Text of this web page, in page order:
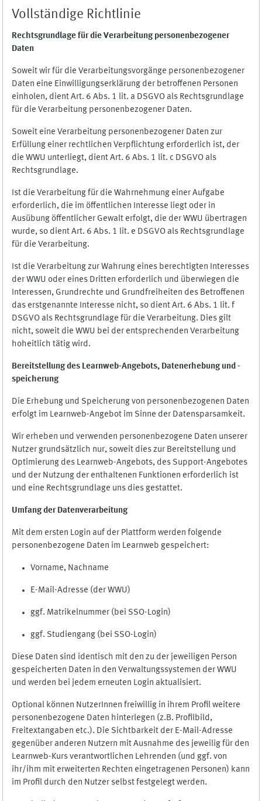
Vollständige Richtlinie
Rechtsgrundlage für die Verarbeitung personenbezogener
Daten
Soweit wir für die Verarbeitungsvorgänge personenbezogener
Daten eine Einwilligungserklärung der betroffenen Personen
einholen, dient Art. 6 Abs. 1 lit. a DSGVO als Rechtsgrundlage
für die Verarbeitung personenbezogener Daten.
Soweit eine Verarbeitung personenbezogener Daten zur
Erfüllung einer rechtlichen Verpflichtung erforderlich ist, der
die WWU unterliegt, dient Art. 6 Abs. 1 lit. c DSGVO als
Rechtsgrundlage.
Ist die Verarbeitung für die Wahrnehmung einer Aufgabe
erforderlich, die im öffentlichen Interesse liegt oder in
Ausübung öffentlicher Gewalt erfolgt, die der WWU übertragen
wurde, so dient Art. 6 Abs. 1 lit. e DSGVO als Rechtsgrundlage
für die Verarbeitung.
Ist die Verarbeitung zur Wahrung eines berechtigten Interesses
der WWU oder eines Dritten erforderlich und überwiegen die
Interessen, Grundrechte und Grundfreiheiten des Betroffenen
das erstgenannte Interesse nicht, so dient Art. 6 Abs. 1 lit. f
DSGVO als Rechtsgrundlage für die Verarbeitung. Dies gilt
nicht, soweit die WWU bei der entsprechenden Verarbeitung
hoheitlich tätig wird.
Bereitstellung des Learnweb-Angebots, Datenerhebung und -
speicherung
Die Erhebung und Speicherung von personenbezogenen Daten
erfolgt im Learnweb-Angebot im Sinne der Datensparsamkeit.
Wir erheben und verwenden personenbezogene Daten unserer
Nutzer grundsätzlich nur, soweit dies zur Bereitstellung und
Optimierung des Learnweb-Angebots, des Support-Angebotes
und der Nutzung der enthaltenen Funktionen erforderlich ist
und eine Rechtsgrundlage uns dies gestattet.
Umfang der Datenverarbeitung
Mit dem ersten Login auf der Plattform werden folgende
personenbezogene Daten im Learnweb gespeichert:
Vorname, Nachname
E-Mail-Adresse (der WWU)
ggf. Matrikelnummer (bei SSO-Login)
ggf. Studiengang (bei SSO-Login)
Diese Daten sind identisch mit den zu der jeweiligen Person
gespeicherten Daten in den Verwaltungssystemen der WWU
und werden bei jedem erneuten Login aktualisiert.
Optional können NutzerInnen freiwillig in ihrem Profil weitere
personenbezogene Daten hinterlegen (z.B. Profilbild,
Freitextangaben etc.). Die Sichtbarkeit der E-Mail-Adresse
gegenüber anderen Nutzern mit Ausnahme des jeweilig für den
Learnweb-Kurs verantwortlichen Lehrenden (und ggf. von
ihr/ihm mit erweiterten Rechten eingetragenen Personen) kann
im Profil durch den Nutzer selbst festgelegt werden.